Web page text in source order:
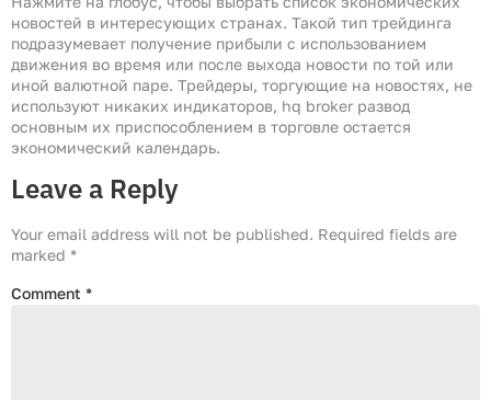
новостей в интересующих странах. Такой тип трейдинга
подразумевает получение прибыли с использованием
движения во время или после выхода новости по той или
иной валютной паре. Трейдеры, торгующие на новостях, не
используют никаких индикаторов, hq broker развод
основным их приспособлением в торговле остается
экономический календарь.
Leave a Reply
Your email address will not be published. Required fields are
marked *
Comment *